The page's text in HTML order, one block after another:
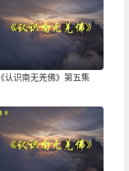
《认识南无羌佛》第五集